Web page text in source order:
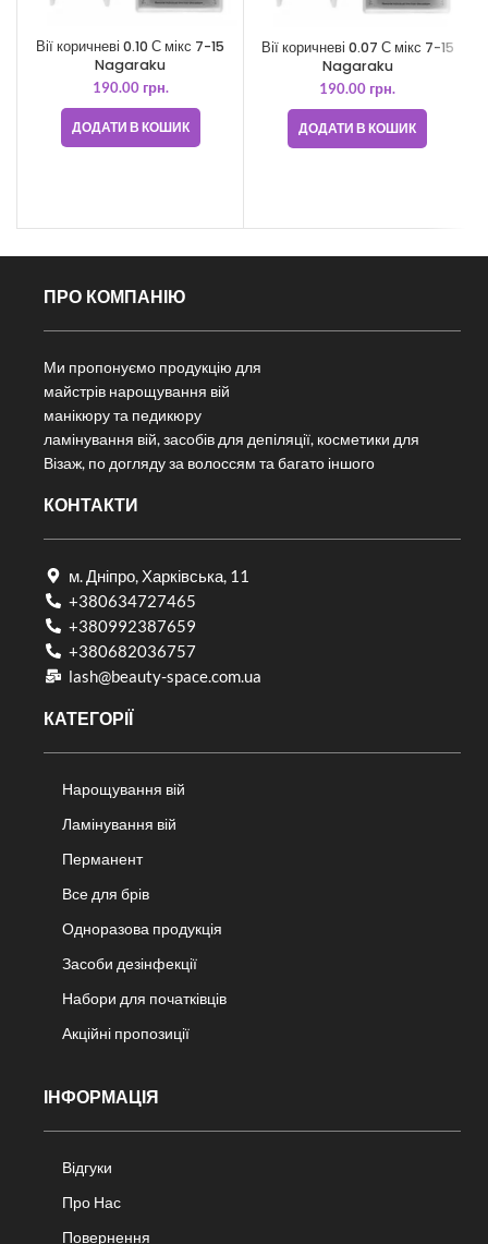
Вії коричневі 0.10 С мікс 7-15
Nagaraku
190.00 грн.
ДОДАТИ В КОШИК
Вії коричневі 0.07 С мікс 7-15
Nagaraku
190.00 грн.
ДОДАТИ В КОШИК
ПРО КОМПАНІЮ
Ми пропонуємо продукцію для
майстрів нарощування вій
манікюру та педикюру
ламінування вій, засобів для депіляції, косметики для
Візаж, по догляду за волоссям та багато іншого
КОНТАКТИ
м. Дніпро, Харківська, 11
+380634727465
+380992387659
+380682036757​
lash@beauty-space.com.ua
КАТЕГОРІЇ
Нарощування вій
Ламінування вій
Перманент
Все для брів
Одноразова продукція
Засоби дезінфекції
Набори для початківців
Акційні пропозиції
ІНФОРМАЦІЯ
Відгуки
Про Нас
Повернення